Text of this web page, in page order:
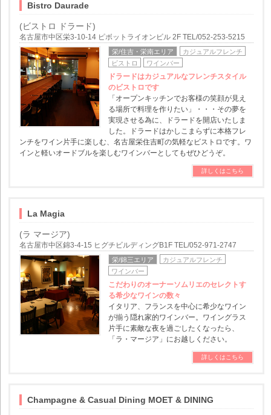
Bistro Daurade
(ビストロ ドラード)
名古屋市中区栄3-10-14 ピボットライオンビル 2F TEL/052-253-5215
栄/住吉・栄南エリア
カジュアルフレンチ
ビストロ
ワインバー
ドラードはカジュアルなフレンチスタイル
のビストロです
「オープンキッチンでお客様の笑顔が見え
る場所で料理を作りたい」・・・その夢を
実現させる為に、ドラードを開店いたしま
した。ドラードはかしこまらずに本格フレ
ンチをワイン片手に楽しむ、名古屋栄住吉町の気軽なビストロです。ワ
インと軽いオードブルを楽しむワインバーとしてもぜひどうぞ。
詳しくはこちら
La Magia
(ラ マージア)
名古屋市中区錦3-4-15 ヒグチビルディングB1F TEL/052-971-2747
栄/錦三エリア
カジュアルフレンチ
ワインバー
こだわりのオーナーソムリエのセレクトす
る希少なワインの数々
イタリア、フランスを中心に希少なワイン
が揃う隠れ家的ワインバー。ワイングラス
片手に素敵な夜を過ごしたくなったら、
「ラ・マージア」にお越しください。
詳しくはこちら
Champagne & Casual Dining MOET & DINING